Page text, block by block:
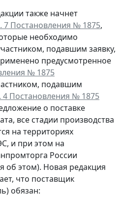
также начнет
7 Постановления № 1875,
необходимо
подавшим заявку,
предусмотренное
№ 1875
подавшим
4 Постановления № 1875
о поставке
все стадии производства
на территориях
и при этом на
России
этом). Новая редакция
что поставщик
обязан: